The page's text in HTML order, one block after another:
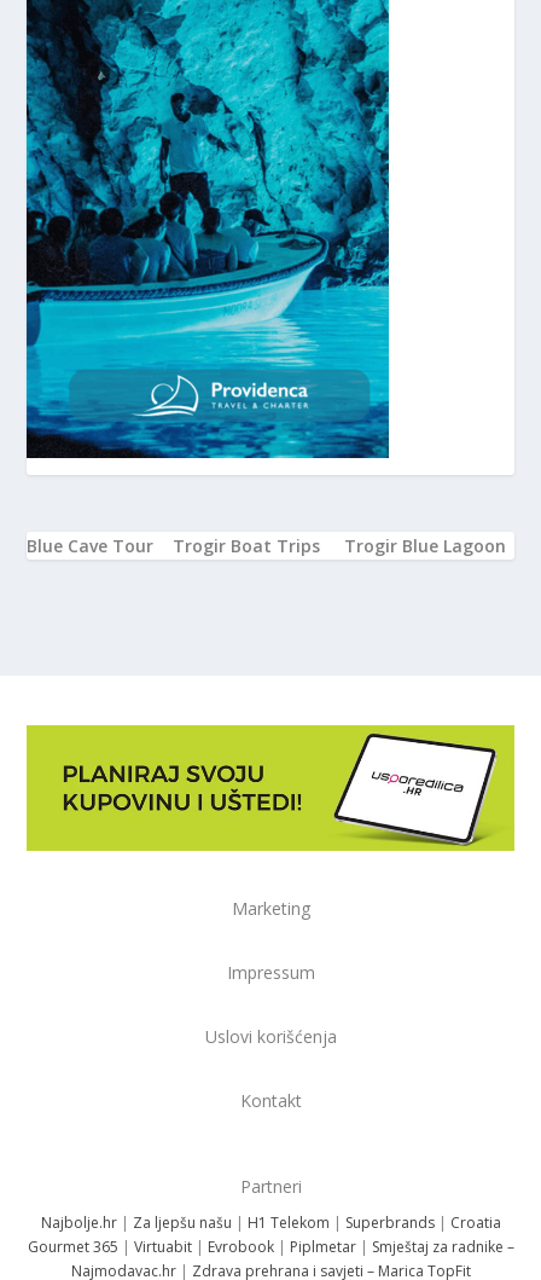
Blue Cave Tour Trogir Boat Trips Trogir Blue Lagoon
Marketing
Impressum
Uslovi korišćenja
Kontakt
Partneri
Najbolje.hr| Za ljepšu našu | H1 Telekom | Superbrands| Croatia
Gourmet 365 | Virtuabit| Evrobook| Piplmetar| Smještaj za radnike –
Najmodavac.hr| Zdrava prehrana i savjeti – Marica TopFit